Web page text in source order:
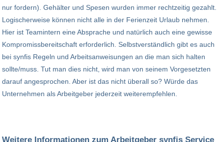
nur fordern). Gehälter und Spesen wurden immer rechtzeitig gezahlt.
Logischerweise können nicht alle in der Ferienzeit Urlaub nehmen.
Hier ist Teamintern eine Absprache und natürlich auch eine gewisse
Kompromissbereitschaft erforderlich. Selbstverständlich gibt es auch
bei synfis Regeln und Arbeitsanweisungen an die man sich halten
sollte/muss. Tut man dies nicht, wird man von seinem Vorgesetzten
darauf angesprochen. Aber ist das nicht überall so? Würde das
Unternehmen als Arbeitgeber jederzeit weiterempfehlen.
Weitere Informationen zum Arbeitgeber synfis Service